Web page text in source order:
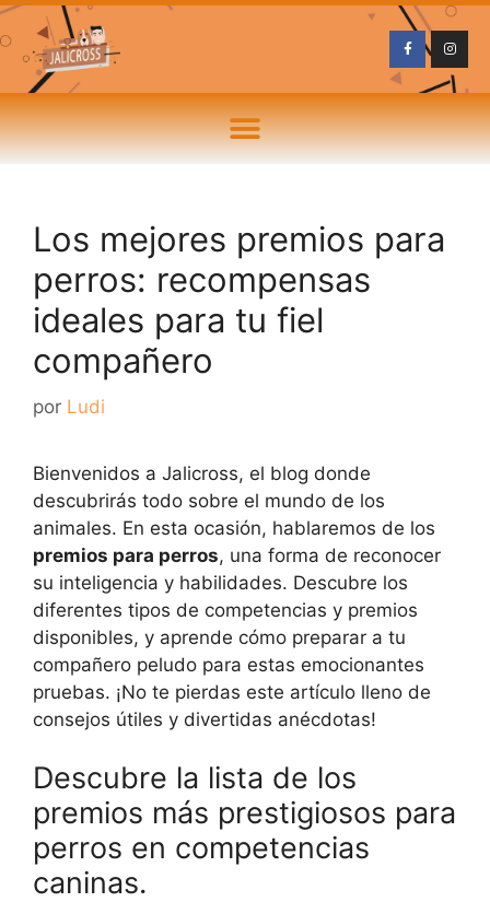
Los mejores premios para
perros: recompensas
ideales para tu fiel
compañero
por Ludi
Bienvenidos a Jalicross, el blog donde
descubrirás todo sobre el mundo de los
animales. En esta ocasión, hablaremos de los
premios para perros, una forma de reconocer
su inteligencia y habilidades. Descubre los
diferentes tipos de competencias y premios
disponibles, y aprende cómo preparar a tu
compañero peludo para estas emocionantes
pruebas. ¡No te pierdas este artículo lleno de
consejos útiles y divertidas anécdotas!
Descubre la lista de los
premios más prestigiosos para
perros en competencias
caninas.